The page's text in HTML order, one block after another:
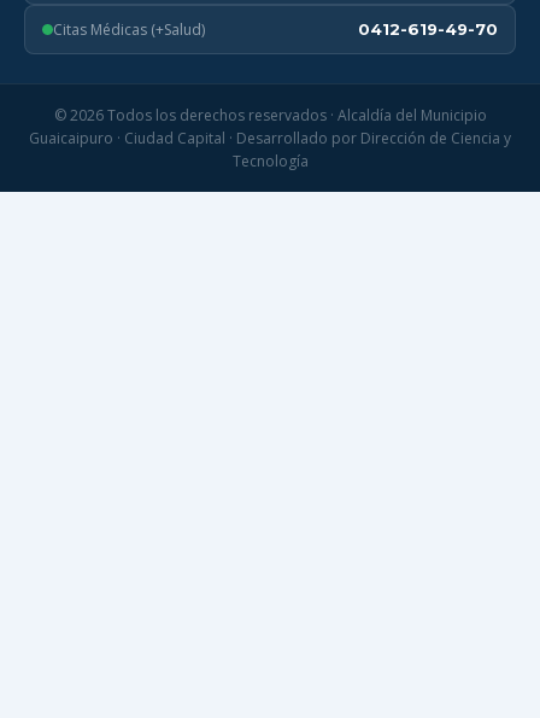
Citas Médicas (+Salud) 0412-619-49-70
© 2026 Todos los derechos reservados · Alcaldía del Municipio
Guaicaipuro · Ciudad Capital · Desarrollado por Dirección de Ciencia y
Tecnología